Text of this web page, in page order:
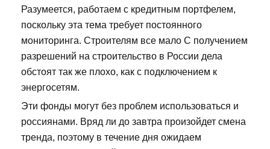
Разумеется, работаем с кредитным портфелем,
поскольку эта тема требует постоянного
мониторинга. Строителям все мало С получением
разрешений на строительство в России дела
обстоят так же плохо, как с подключением к
энергосетям.
Эти фонды могут без проблем использоваться и
россиянами. Вряд ли до завтра произойдет смена
тренда, поэтому в течение дня ожидаем